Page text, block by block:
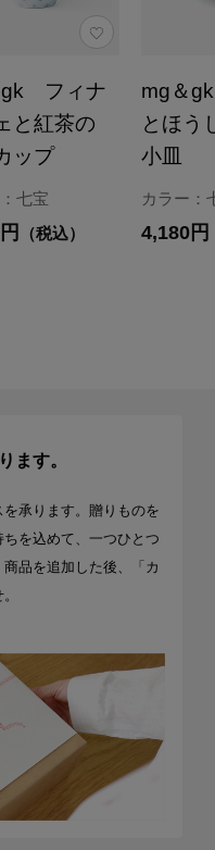
gk フィナ
と紅茶の
ップ
七宝
（税込）
mg＆
とほ
小皿
カラー：
4,180円
ます。
承ります。贈りものを
を込めて、一つひとつ
品を追加した後、「カ